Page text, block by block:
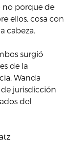
no porque de
ellos, cosa con
cabeza.
surgió
de la
Wanda
de jurisdicción
del